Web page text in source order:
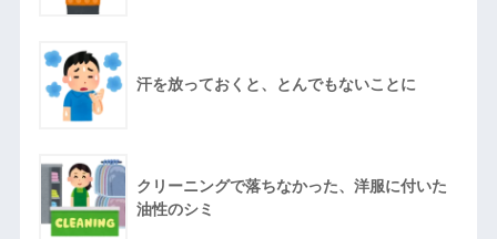
汗を放っておくと、とんでもないことに
クリーニングで落ちなかった、洋服に付いた
油性のシミ